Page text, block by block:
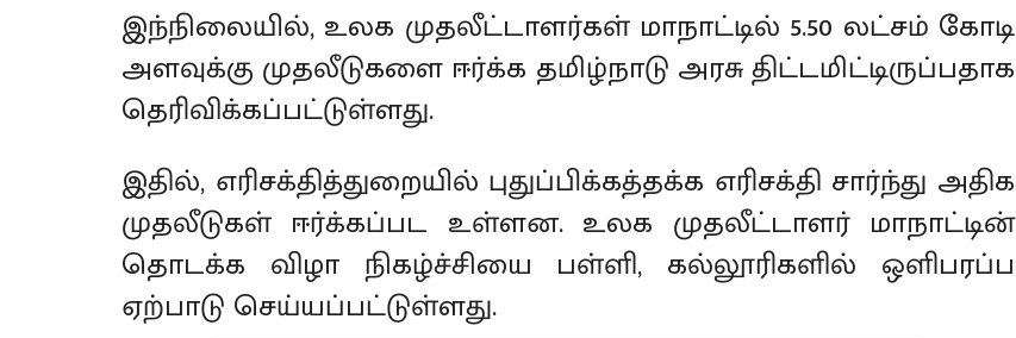
இந்நிலையில், உலக முதலீட்டாளர்கள் மாநாட்டில் 5.50 லட்சம் கோடி
அளவுக்கு முதலீடுகளை ஈர்க்க தமிழ்நாடு அரசு திட்டமிட்டிருப்பதாக
தெரிவிக்கப்பட்டுள்ளது.
இதில், எரிசக்தித்துறையில் புதுப்பிக்கத்தக்க எரிசக்தி சார்ந்து அதிக
முதலீடுகள் ஈர்க்கப்பட உள்ளன. உலக முதலீட்டாளர் மாநாட்டின்
தொடக்க விழா நிகழ்ச்சியை பள்ளி, கல்லூரிகளில் ஒளிபரப்ப
ஏற்பாடு செய்யப்பட்டுள்ளது.